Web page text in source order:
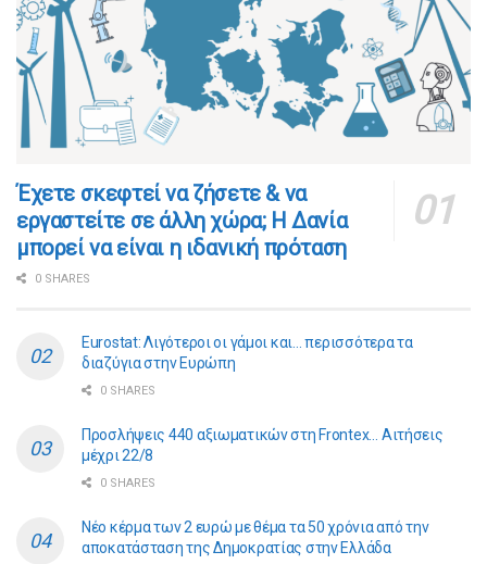
​​Έχετε σκεφτεί να ζήσετε & να
εργαστείτε σε άλλη χώρα; Η Δανία
μπορεί να είναι η ιδανική πρόταση
0 SHARES
Eurostat: Λιγότεροι οι γάμοι και… περισσότερα τα
διαζύγια στην Ευρώπη
0 SHARES
Προσλήψεις 440 αξιωματικών στη Frontex… Αιτήσεις
μέχρι 22/8
0 SHARES
Νέο κέρμα των 2 ευρώ με θέμα τα 50 χρόνια από την
αποκατάσταση της Δημοκρατίας στην Ελλάδα